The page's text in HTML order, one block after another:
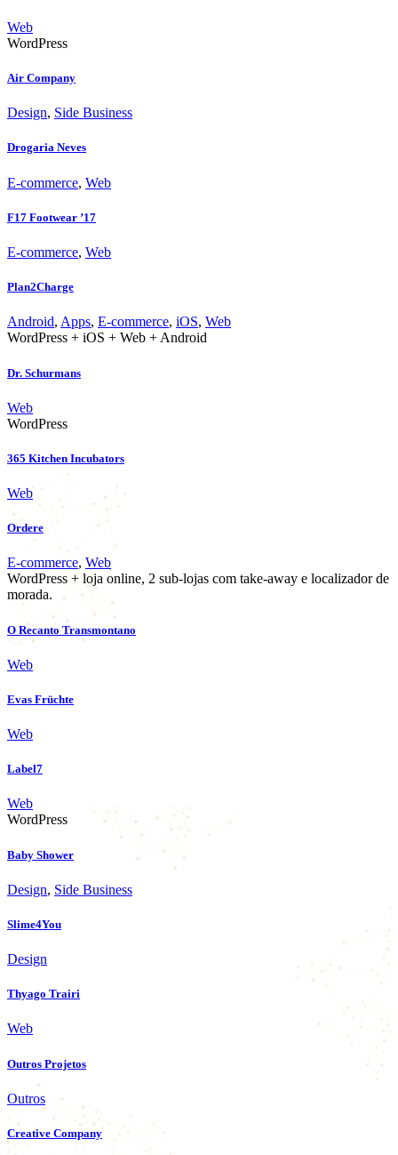
Web
WordPress
Air Company
Design, Side Business
Drogaria Neves
E-commerce, Web
F17 Footwear ’17
E-commerce, Web
Plan2Charge
Android, Apps, E-commerce, iOS, Web
WordPress + iOS + Web + Android
Dr. Schurmans
Web
WordPress
365 Kitchen Incubators
Web
Ordere
E-commerce, Web
WordPress + loja online, 2 sub-lojas com take-away e localizador de
morada.
O Recanto Transmontano
Web
Evas Früchte
Web
Label7
Web
WordPress
Baby Shower
Design, Side Business
Slime4You
Design
Thyago Trairi
Web
Outros Projetos
Outros
Creative Company